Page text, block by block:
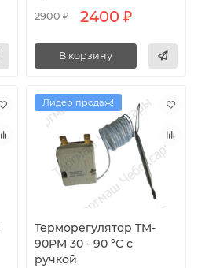
2900 ₽ 2400 ₽
В корзину
Лидер продаж!
Терморегулятор TM-
90PM 30 - 90 °С с
ручкой